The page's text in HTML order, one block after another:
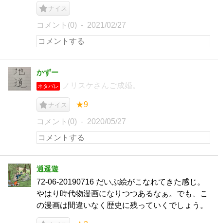
ナイス
コメント(0) 2021/02/27
かずー
ネタバレ ノリスケさんご成婚。
ナイス ★9
コメント(0) 2020/05/27
逍遥遊
72-06-20190716 だいぶ絵がこなれてきた感じ。
やはり時代物漫画になりつつあるなぁ。でも、こ
の漫画は間違いなく歴史に残っていくでしょう。